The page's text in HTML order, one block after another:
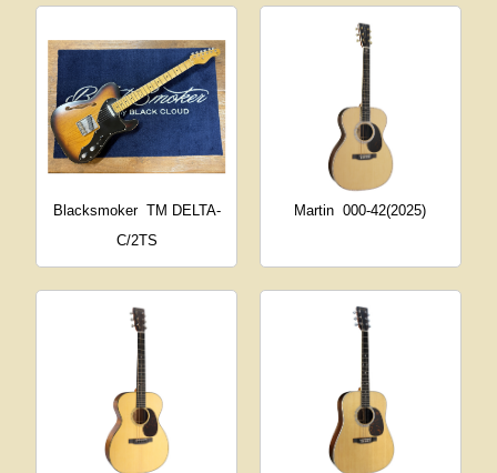
Blacksmoker TM DELTA-
C/2TS
Martin 000-42(2025)